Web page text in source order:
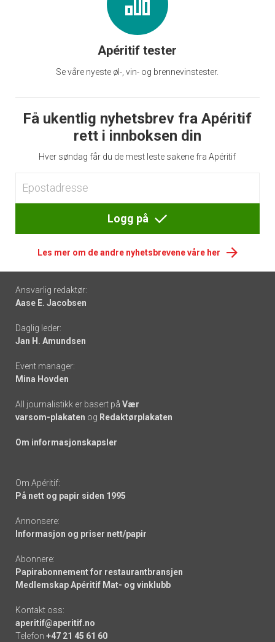
Apéritif tester
Se våre nyeste øl-, vin- og brennevinstester.
Få ukentlig nyhetsbrev fra Apéritif
rett i innboksen din
Hver søndag får du de mest leste sakene fra Apéritif
Logg på
Les mer om de andre nyhetsbrevene våre her
Footer
-
links
Ansvarlig redaktør:
Aase E. Jacobsen
Daglig leder:
Jan H. Amundsen
Event manager:
Mina Hovden
All journalistikk er basert på Vær
varsom-plakaten og Redaktørplakaten
Om informasjonskapsler
Om Apéritif:
På nett og papir siden 1995
Annonsere:
Informasjon og priser nett/papir
Abonnere:
Papirabonnement for restaurantbransjen
Medlemskap Apéritif Mat- og vinklubb
Kontakt oss:
aperitif@aperitif.no
Telefon +47 21 45 61 60